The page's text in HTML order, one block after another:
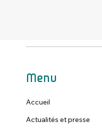
Menu
Accueil
Actualités et presse